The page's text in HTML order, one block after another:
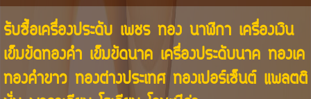
รับซื้อเครื่องประดับ เพชร ทอง นาฬิกา เครื่องเงิน
เข็มขัดทองคำ เข็มขัดนาค เครื่องประดับนาค ทองเค
ทองคำขาว ทองต่างประเทศ ทองเปอร์เซ็นต์ แพลตติ